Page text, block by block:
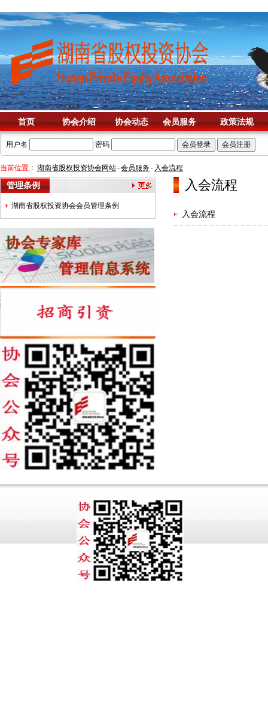
首页 协会介绍 协会动态 会员服务 政策法规
用户名 密码
当前位置： 湖南省股权投资协会网站-会员服务- 入会流程
管理条例
湖南省股权投资协会会员管理条例
入会流程
入会流程